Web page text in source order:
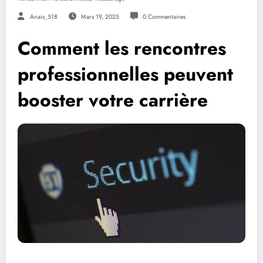
Anais_518 Mars 19, 2025 0 Commentaires
Comment les rencontres
professionnelles peuvent
booster votre carrière